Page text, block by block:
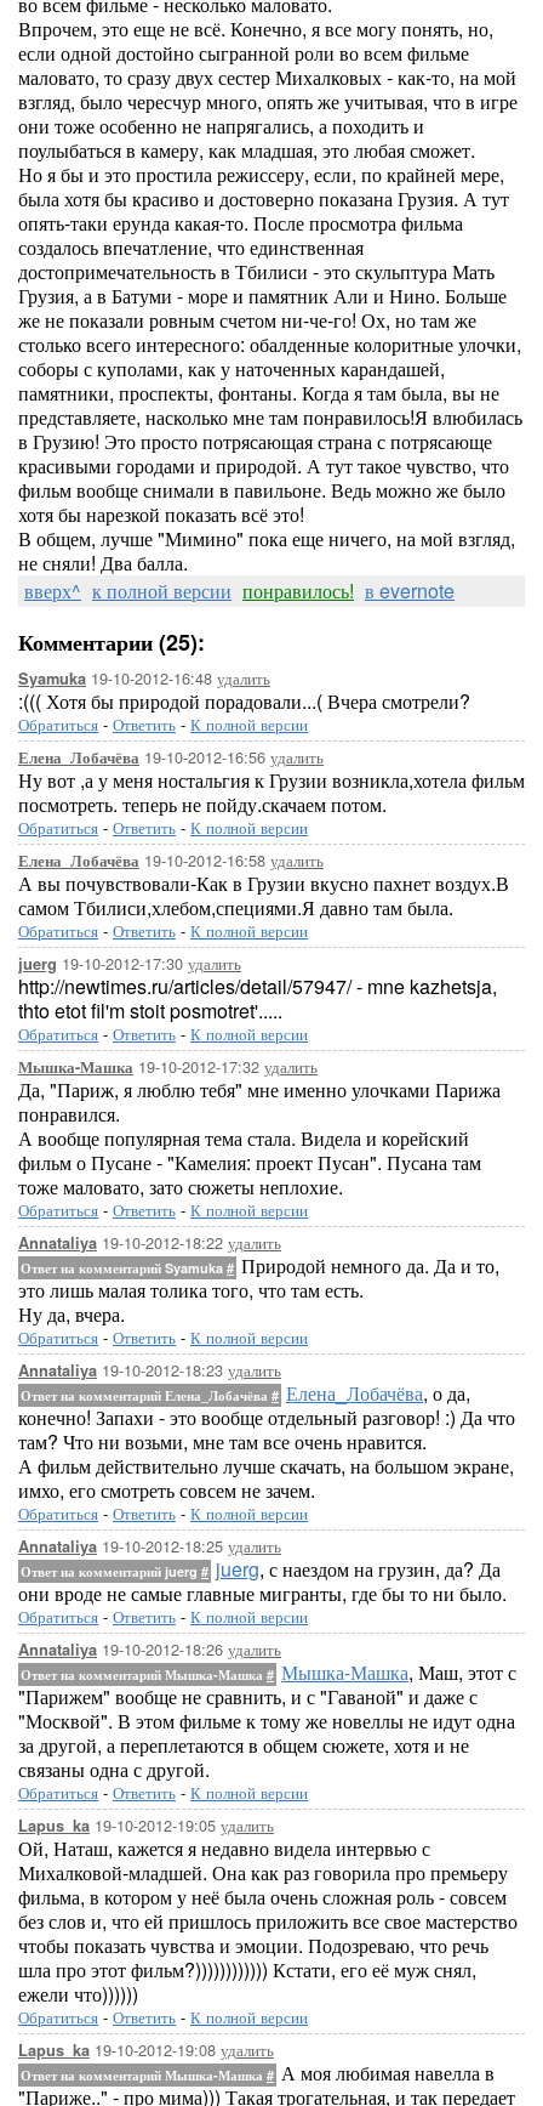
Впрочем, это еще не всё. Конечно, я все могу понять, но,
если одной достойно сыгранной роли во всем фильме
маловато, то сразу двух сестер Михалковых - как-то, на мой
взгляд, было чересчур много, опять же учитывая, что в игре
они тоже особенно не напрягались, а походить и
поулыбаться в камеру, как младшая, это любая сможет.
Но я бы и это простила режиссеру, если, по крайней мере,
была хотя бы красиво и достоверно показана Грузия. А тут
опять-таки ерунда какая-то. После просмотра фильма
создалось впечатление, что единственная
достопримечательность в Тбилиси - это скульптура Мать
Грузия, а в Батуми - море и памятник Али и Нино. Больше
же не показали ровным счетом ни-че-го! Ох, но там же
столько всего интересного: обалденные колоритные улочки,
соборы с куполами, как у наточенных карандашей,
памятники, проспекты, фонтаны. Когда я там была, вы не
представляете, насколько мне там понравилось!Я влюбилась
в Грузию! Это просто потрясающая страна с потрясающе
красивыми городами и природой. А тут такое чувство, что
фильм вообще снимали в павильоне. Ведь можно же было
хотя бы нарезкой показать всё это!
В общем, лучше "Мимино" пока еще ничего, на мой взгляд,
не сняли! Два балла.
вверх^ к полной версии понравилось! в evernote
Комментарии (25):
Syamuka 19-10-2012-16:48 удалить
:((( Хотя бы природой порадовали...( Вчера смотрели?
Обратиться - Ответить - К полной версии
Елена_Лобачёва 19-10-2012-16:56 удалить
Ну вот ,а у меня ностальгия к Грузии возникла,хотела фильм
посмотреть. теперь не пойду.скачаем потом.
Обратиться - Ответить - К полной версии
Елена_Лобачёва 19-10-2012-16:58 удалить
А вы почувствовали-Как в Грузии вкусно пахнет воздух.В
самом Тбилиси,хлебом,специями.Я давно там была.
Обратиться - Ответить - К полной версии
juerg 19-10-2012-17:30 удалить
http://newtimes.ru/articles/detail/57947/ - mne kazhetsja,
thto etot fil'm stoit posmotret'.....
Обратиться - Ответить - К полной версии
Мышка-Машка 19-10-2012-17:32 удалить
Да, "Париж, я люблю тебя" мне именно улочками Парижа
понравился.
А вообще популярная тема стала. Видела и корейский
фильм о Пусане - "Камелия: проект Пусан". Пусана там
тоже маловато, зато сюжеты неплохие.
Обратиться - Ответить - К полной версии
Annataliya 19-10-2012-18:22 удалить
Ответ на комментарий Syamuka # Природой немного да. Да и то,
это лишь малая толика того, что там есть.
Ну да, вчера.
Обратиться - Ответить - К полной версии
Annataliya 19-10-2012-18:23 удалить
Ответ на комментарий Елена_Лобачёва # Елена_Лобачёва, о да,
конечно! Запахи - это вообще отдельный разговор! :) Да что
там? Что ни возьми, мне там все очень нравится.
А фильм действительно лучше скачать, на большом экране,
имхо, его смотреть совсем не зачем.
Обратиться - Ответить - К полной версии
Annataliya 19-10-2012-18:25 удалить
Ответ на комментарий juerg # juerg, с наездом на грузин, да? Да
они вроде не самые главные мигранты, где бы то ни было.
Обратиться - Ответить - К полной версии
Annataliya 19-10-2012-18:26 удалить
Ответ на комментарий Мышка-Машка # Мышка-Машка, Маш, этот с
"Парижем" вообще не сравнить, и с "Гаваной" и даже с
"Москвой". В этом фильме к тому же новеллы не идут одна
за другой, а переплетаются в общем сюжете, хотя и не
связаны одна с другой.
Обратиться - Ответить - К полной версии
Lapus_ka 19-10-2012-19:05 удалить
Ой, Наташ, кажется я недавно видела интервью с
Михалковой-младшей. Она как раз говорила про премьеру
фильма, в котором у неё была очень сложная роль - совсем
без слов и, что ей пришлось приложить все свое мастерство
чтобы показать чувства и эмоции. Подозреваю, что речь
шла про этот фильм?)))))))))))) Кстати, его её муж снял,
ежели что))))))
Обратиться - Ответить - К полной версии
Lapus_ka 19-10-2012-19:08 удалить
Ответ на комментарий Мышка-Машка # А моя любимая навелла в
"Париже.." - про мима))) Такая трогательная, и так передает